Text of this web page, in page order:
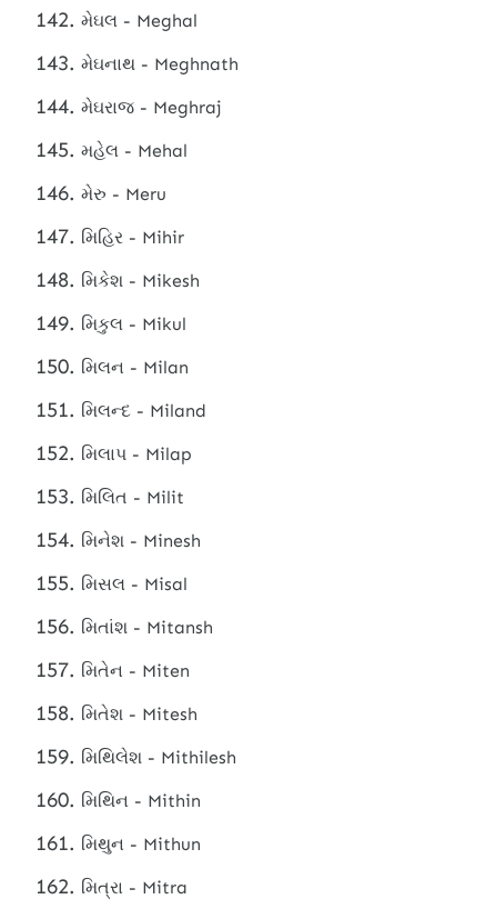
મેઘલ - Meghal
મેઘનાથ - Meghnath
મેઘરાજ - Meghraj
મહેલ - Mehal
મેરુ - Meru
મિહિર - Mihir
મિકેશ - Mikesh
મિકુલ - Mikul
મિલન - Milan
મિલન્દ - Miland
મિલાપ - Milap
મિલિત - Milit
મિનેશ - Minesh
મિસલ - Misal
મિતાંશ - Mitansh
મિતેન - Miten
મિતેશ - Mitesh
મિથિલેશ - Mithilesh
મિથિન - Mithin
મિથુન - Mithun
મિત્રા - Mitra